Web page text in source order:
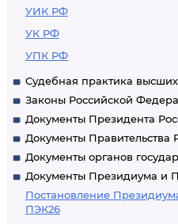
УИК РФ
УК РФ
УПК РФ
Судебная практика
Законы Российской
Документы Президента
Документы
Документы органов
Документы Президиума и
Постановление
ПЭК26